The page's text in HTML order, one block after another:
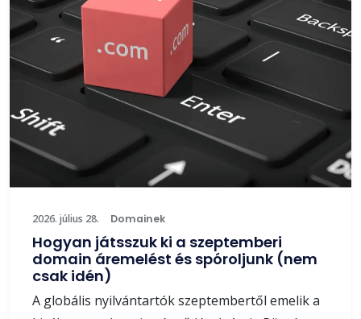
2026. július 28. Domainek
Hogyan játsszuk ki a szeptemberi
domain áremelést és spóroljunk (nem
csak idén)
A globális nyilvántartók szeptembertől emelik a